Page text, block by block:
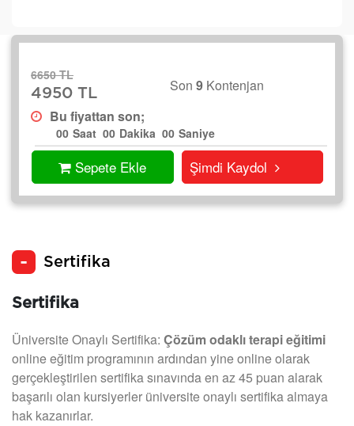
6650 TL
4950 TL
Son 9Kontenjan
Bu fiyattan son;
00 Saat 00 Dakika 00 Saniye
Sepete Ekle Şimdi Kaydol
Sertifika
Sertifika
Üniversite Onaylı Sertifika: Çözüm odaklı terapi eğitimi
online eğitim programının ardından yine online olarak
gerçekleştirilen sertifika sınavında en az 45 puan alarak
başarılı olan kursiyerler üniversite onaylı sertifika almaya
hak kazanırlar.